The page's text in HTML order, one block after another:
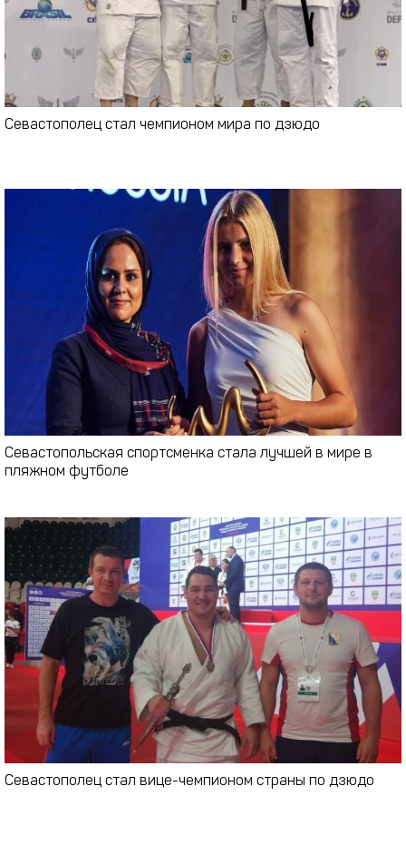
Севастополец стал чемпионом мира по дзюдо
Севастопольская спортсменка стала лучшей в мире в
пляжном футболе
Севастополец стал вице-чемпионом страны по дзюдо